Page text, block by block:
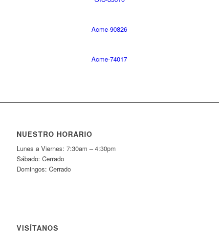
Acme-90826
Acme-74017
NUESTRO HORARIO
Lunes a Viernes: 7:30am – 4:30pm
Sábado: Cerrado
Domingos: Cerrado
VISÍTANOS